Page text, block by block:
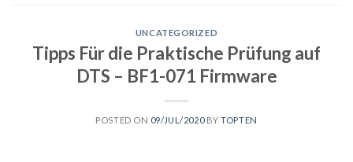
UNCATEGORIZED
Tipps Für die Praktische Prüfung auf
DTS – BF1-071 Firmware
POSTED ON 09/JUL/2020BYTOPTEN